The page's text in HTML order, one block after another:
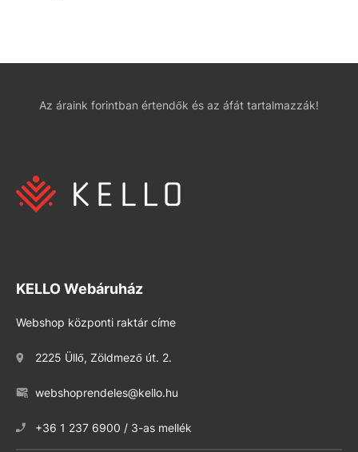
Az áraink forintban értendők és az áfát tartalmazzák!
KELLO Webáruház
Webshop központi raktár címe
2225 Üllő, Zöldmező út. 2.
webshoprendeles@kello.hu
+36 1 237 6900 / 3-as mellék